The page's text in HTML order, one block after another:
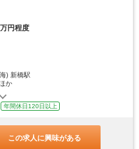
円程度
) 新橋駅
か
年間休日120日以上
この求人に興味がある